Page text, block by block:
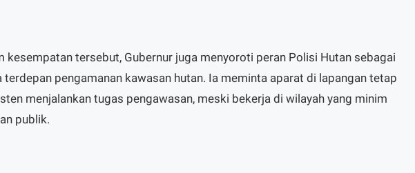
kesempatan tersebut, Gubernur juga menyoroti peran Polisi Hutan sebagai
terdepan pengamanan kawasan hutan. Ia meminta aparat di lapangan tetap
menjalankan tugas pengawasan, meski bekerja di wilayah yang minim
publik.